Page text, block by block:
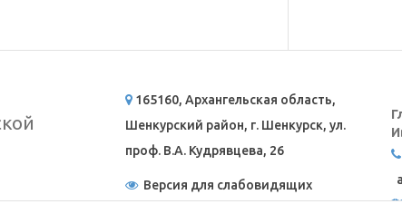
165160, Архангельская область,
Шенкурский район, г. Шенкурск, ул.
проф. В.А. Кудрявцева, 26
Версия для слабовидящих